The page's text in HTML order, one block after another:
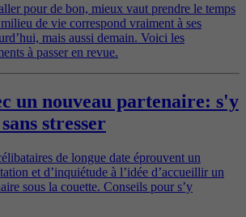
pour de bon, mieux vaut prendre le temps
de vie correspond vraiment à ses
mais aussi demain. Voici les
à passer en revue.
un nouveau partenaire: s'y
stresser
de longue date éprouvent un
et d’inquiétude à l’idée d’accueillir un
sous la couette. Conseils pour s’y